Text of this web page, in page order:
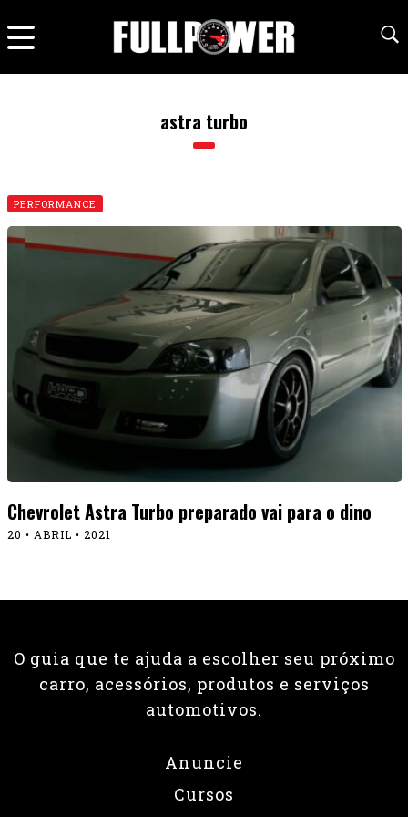
astra turbo
PERFORMANCE
Chevrolet Astra Turbo preparado vai para o dino
20 • ABRIL • 2021
O guia que te ajuda a escolher seu próximo
carro, acessórios, produtos e serviços
automotivos.
Anuncie
Cursos